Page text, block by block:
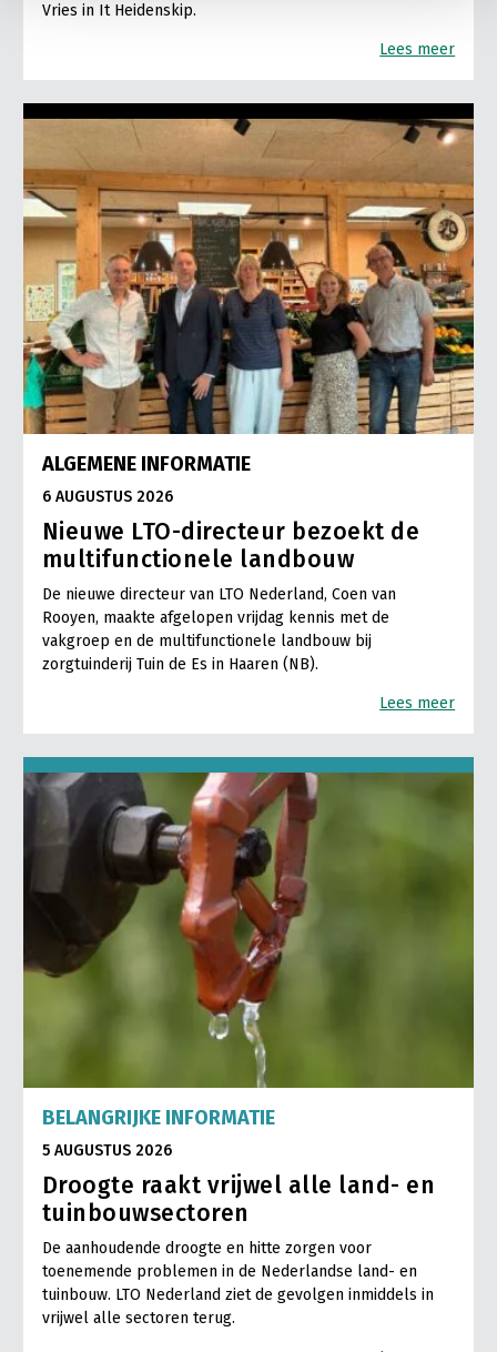
Vries in It Heidenskip.
Lees meer
ALGEMENE INFORMATIE
6 AUGUSTUS 2026
Nieuwe LTO-directeur bezoekt de
multifunctionele landbouw
De nieuwe directeur van LTO Nederland, Coen van
Rooyen, maakte afgelopen vrijdag kennis met de
vakgroep en de multifunctionele landbouw bij
zorgtuinderij Tuin de Es in Haaren (NB).
Lees meer
BELANGRIJKE INFORMATIE
5 AUGUSTUS 2026
Droogte raakt vrijwel alle land- en
tuinbouwsectoren
De aanhoudende droogte en hitte zorgen voor
toenemende problemen in de Nederlandse land- en
tuinbouw. LTO Nederland ziet de gevolgen inmiddels in
vrijwel alle sectoren terug.